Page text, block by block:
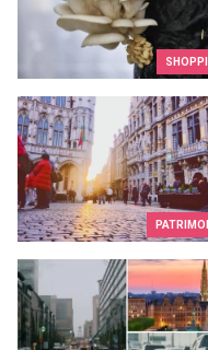
Les 10 raisons qui
Le piétonnier de